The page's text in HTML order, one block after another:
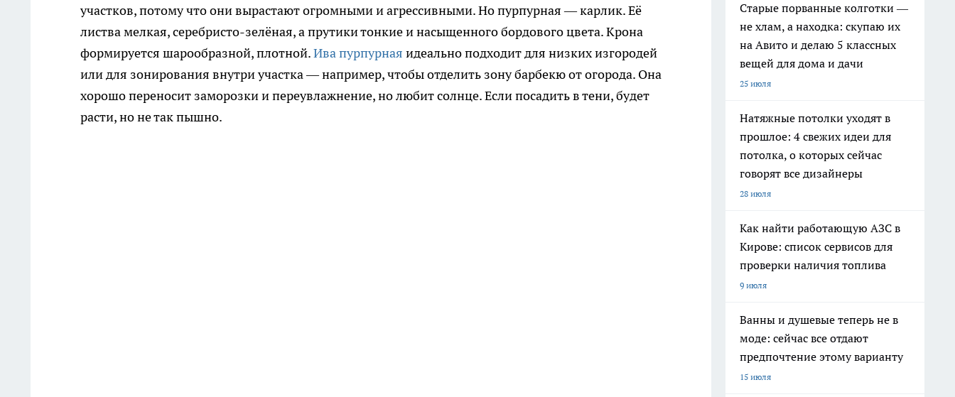
участков, потому что они вырастают огромными и агрессивными. Но пурпурная — карлик. Её
листва мелкая, серебристо-зелёная, а прутики тонкие и насыщенного бордового цвета. Крона
формируется шарообразной, плотной.Ива пурпурная идеально подходит для низких изгородей
или для зонирования внутри участка — например, чтобы отделить зону барбекю от огорода. Она
хорошо переносит заморозки и переувлажнение, но любит солнце. Если посадить в тени, будет
расти, но не так пышно.
Старые порванные колготки —
не хлам, а находка: скупаю их
на Авито и делаю 5 классных
вещей для дома и дачи
25 июля
Натяжные потолки уходят в
прошлое: 4 свежих идеи для
потолка, о которых сейчас
говорят все дизайнеры
28 июля
Как найти работающую АЗС в
Кирове: список сервисов для
проверки наличия топлива
9 июля
Ванны и душевые теперь не в
моде: сейчас все отдают
предпочтение этому варианту
15 июля